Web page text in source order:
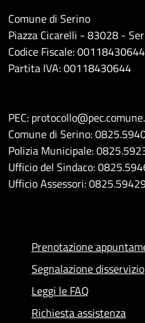
Comune di Serino
Piazza Cicarelli - 83028 -
Codice Fiscale: 00118430644
Partita IVA: 00118430644
PEC:
Comune di Serino:
Polizia Municipale:
Ufficio del Sindaco:
Ufficio Assessori:
Prenotazione
Segnalazione disservizio
Leggi le FAQ
Richiesta assistenza